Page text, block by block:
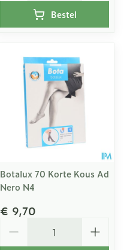
Bestel
Botalux 70 Korte Kous Ad
Nero N4
€ 9,70